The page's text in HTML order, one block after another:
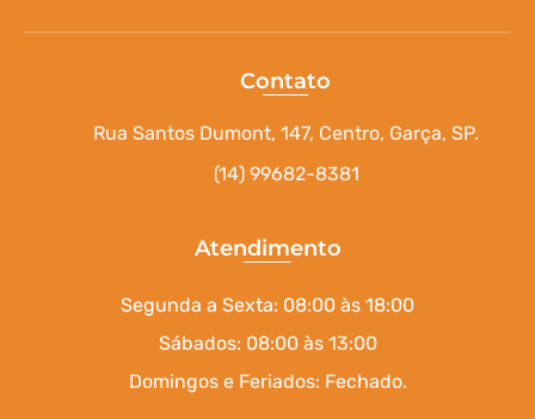
Contato
Rua Santos Dumont, 147, Centro, Garça, SP.
(14) 99682-8381
Atendimento
Segunda a Sexta: 08:00 às 18:00
Sábados: 08:00 às 13:00
Domingos e Feriados: Fechado.